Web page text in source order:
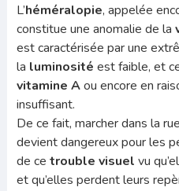
L’héméralopie, appelée
constitue une anomalie de la
est caractérisée par une
la luminosité est faible, et
vitamine Aou encore en
insuffisant.
De ce fait, marcher dans la
devient dangereux pour les
de ce trouble visuel vu
et qu’elles perdent leurs